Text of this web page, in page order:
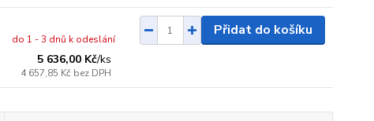
5 636,00 Kč/ks
4 657,85 Kč bez DPH
do 1 - 3 dnů k odeslání
Přidat do košíku